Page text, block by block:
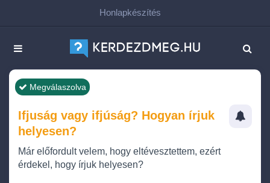
Honlapkészítés
Megválaszolva
Ifjuság vagy ifjúság? Hogyan írjuk
helyesen?
Már előfordult velem, hogy eltévesztettem, ezért
érdekel, hogy írjuk helyesen?